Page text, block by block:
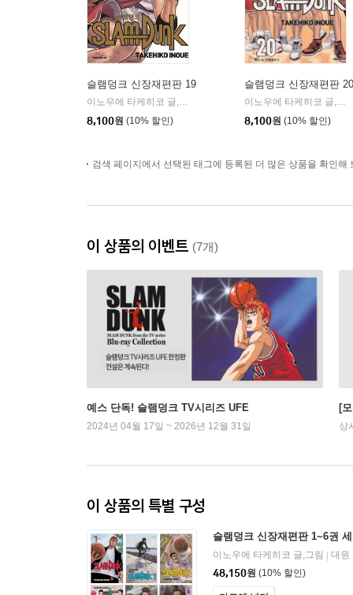
슬램덩크 신장재편판 19
이노우에 타케히코 글,그림
8,100원 (10% 할인)
슬램덩크 신장재편판 20
이노우에 타케히코 글,그림
8,100원 (10% 할인)
검색 페이지에서 선택된 태그에 등록된 더 많은 상품을 확인해
이 상품의 이벤트 (7개)
예스 단독! 슬램덩크 TV시리즈 UFE
2024년 04월 17일 ~ 2026년 12월 31일
[
상
이 상품의 특별 구성
슬램덩크 신장재편판 1~6권
이노우에 타케히코 글,그림 대원
48,150원 (10% 할인)